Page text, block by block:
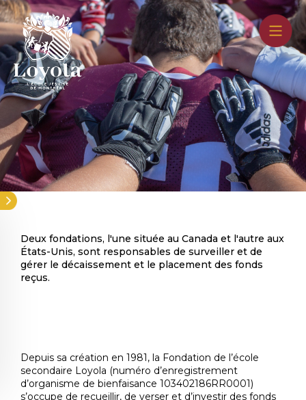
Aller
au
contenu
principal
Deux fondations, l'une située au Canada et l'autre aux
États-Unis, sont responsables de surveiller et de
gérer le décaissement et le placement des fonds
reçus.
Depuis sa création en 1981, la Fondation de l’école
secondaire Loyola (numéro d’enregistrement
d’organisme de bienfaisance 103402186RR0001)
s’occupe de recueillir, de verser et d’investir des fonds